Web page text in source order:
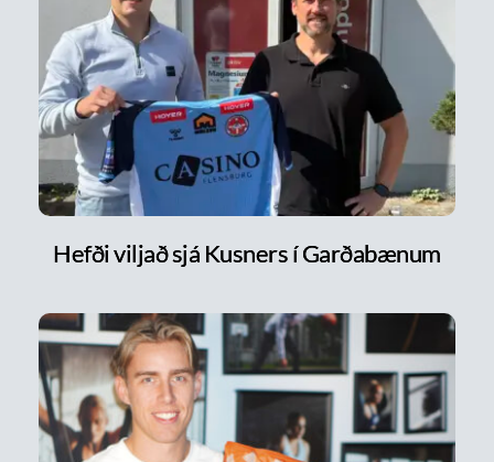
Hefði viljað sjá Kusners í Garðabænum